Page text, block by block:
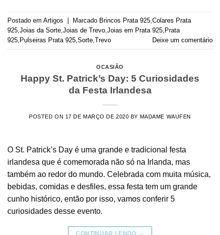
Postado em Artigos | Marcado Brincos Prata 925 Colares Prata
925 Joias da Sorte Joias de Trevo Joias em Prata 925 Prata
925 Pulseiras Prata 925 Sorte Trevo Deixe um comentário
OCASIÃO
Happy St. Patrick’s Day: 5 Curiosidades
da Festa Irlandesa
POSTED ON 17 DE MARÇO DE 2020 BY MADAME WAUFEN
O St. Patrick’s Day é uma grande e tradicional festa
irlandesa que é comemorada não só na Irlanda, mas
também ao redor do mundo. Celebrada com muita música,
bebidas, comidas e desfiles, essa festa tem um grande
cunho histórico, então por isso, vamos conferir 5
curiosidades desse evento.
CONTINUAR LENDO →